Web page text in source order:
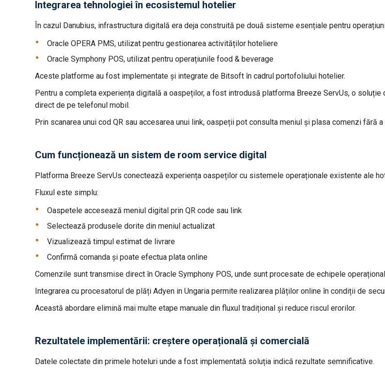
Integrarea tehnologiei în ecosistemul hotelier
În cazul Danubius, infrastructura digitală era deja construită pe două sisteme esențiale pentru
Oracle OPERA PMS, utilizat pentru gestionarea activităților hoteliere
Oracle Symphony POS, utilizat pentru operațiunile food & beverage
Aceste platforme au fost implementate și integrate de Bitsoft în cadrul portofoliului hotelier.
Pentru a completa experiența digitală a oaspeților, a fost introdusă platforma Breeze ServUs, o
direct de pe telefonul mobil.
Prin scanarea unui cod QR sau accesarea unui link, oaspeții pot consulta meniul și plasa comenzi fără
Cum funcționează un sistem de room service digital
Platforma Breeze ServUs conectează experiența oaspeților cu sistemele operaționale existente ale
Fluxul este simplu:
Oaspetele accesează meniul digital prin QR code sau link
Selectează produsele dorite din meniul actualizat
Vizualizează timpul estimat de livrare
Confirmă comanda și poate efectua plata online
Comenzile sunt transmise direct în Oracle Symphony POS, unde sunt procesate de echipele
Integrarea cu procesatorul de plăți Adyen in Ungaria permite realizarea plăților online în condiții de
Această abordare elimină mai multe etape manuale din fluxul tradițional și reduce riscul erorilor.
Rezultatele implementării: creștere operațională și comercială
Datele colectate din primele hoteluri unde a fost implementată soluția indică rezultate semnificative.